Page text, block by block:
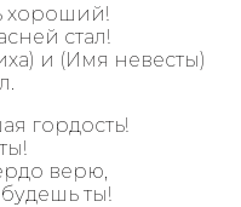
хороший!
стал!
и (Имя невесты)
гордость!
верю,
ты!